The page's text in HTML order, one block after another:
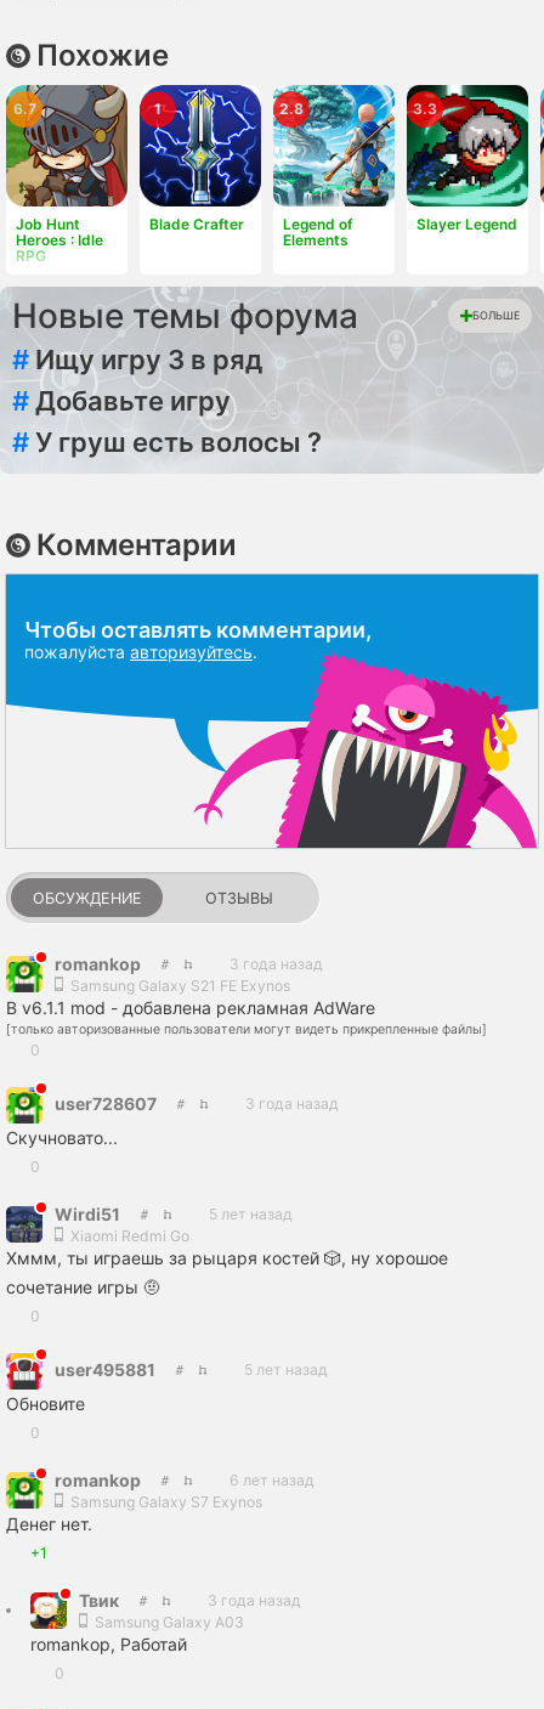
Похожие
Job Hunt
Heroes : Idle
RPG
6.7
Blade Crafter
1
Legend of
Elements
2.8
Slayer Legend
3.3
Новые темы форума БОЛЬШЕ
# Ищу игру 3 в ряд
#Добавьте игру
#У груш есть волосы ?
Комментарии
Чтобы оставлять комментарии,
пожалуйста авторизуйтесь.
ОБСУЖДЕНИЕ ОТЗЫВЫ
romankop
3 года назад
Samsung Galaxy S21 FE Exynos
В v6.1.1 mod - добавлена рекламная AdWare
[только авторизованные пользователи могут видеть прикрепленные файлы]
0
user728607 3 года назад
Скучновато...
0
Wirdi51
5 лет назад
Xiaomi Redmi Go
Хммм, ты играешь за рыцаря костей 🎲, ну хорошое
сочетание игры 🤨
0
user495881 5 лет назад
Обновите
0
romankop
6 лет назад
Samsung Galaxy S7 Exynos
Денег нет.
+1
Твик
3 года назад
Samsung Galaxy A03
romankop, Работай
0